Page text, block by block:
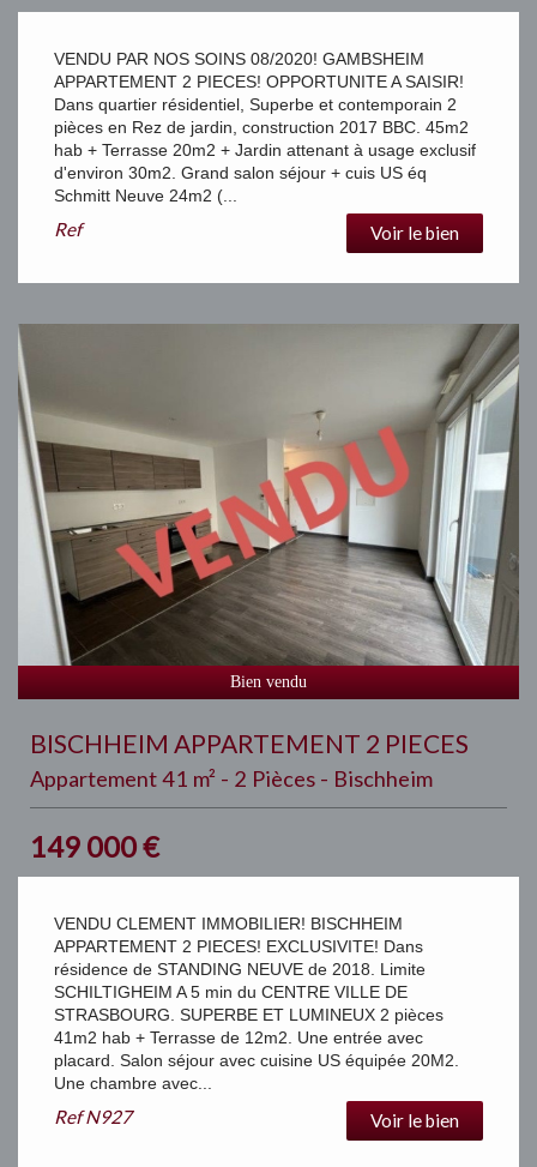
VENDU PAR NOS SOINS 08/2020! GAMBSHEIM
APPARTEMENT 2 PIECES! OPPORTUNITE A SAISIR!
Dans quartier résidentiel, Superbe et contemporain 2
pièces en Rez de jardin, construction 2017 BBC. 45m2
hab + Terrasse 20m2 + Jardin attenant à usage exclusif
d'environ 30m2. Grand salon séjour + cuis US éq
Schmitt Neuve 24m2 (...
Ref Voir le bien
Bien vendu
BISCHHEIM APPARTEMENT 2 PIECES
Appartement 41 m² - 2 Pièces - Bischheim
149 000€
VENDU CLEMENT IMMOBILIER! BISCHHEIM
APPARTEMENT 2 PIECES! EXCLUSIVITE! Dans
résidence de STANDING NEUVE de 2018. Limite
SCHILTIGHEIM A 5 min du CENTRE VILLE DE
STRASBOURG. SUPERBE ET LUMINEUX 2 pièces
41m2 hab + Terrasse de 12m2. Une entrée avec
placard. Salon séjour avec cuisine US équipée 20M2.
Une chambre avec...
RefN927 Voir le bien